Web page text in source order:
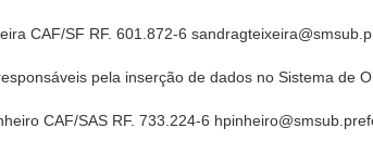
CAF/SF RF. 601.872-6
pela inserção de dados no Sistema de
CAF/SAS RF. 733.224-6